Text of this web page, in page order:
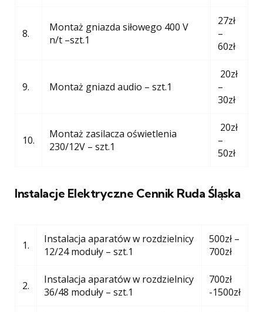
8.
Montaż gniazda siłowego 400 V
n/t –szt.1
27zł
–
60zł
9. Montaż gniazd audio – szt.1
20zł
–
30zł
10.
Montaż zasilacza oświetlenia
230/12V – szt.1
20zł
–
50zł
Instalacje Elektryczne Cennik Ruda Śląska
1.
Instalacja aparatów w rozdzielnicy
12/24 moduły – szt.1
500zł –
700zł
2.
Instalacja aparatów w rozdzielnicy
36/48 moduły – szt.1
700zł
-1500zł